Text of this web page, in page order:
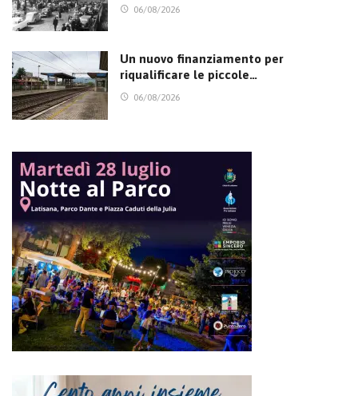
06/08/2026
Un nuovo finanziamento per
riqualificare le piccole…
06/08/2026